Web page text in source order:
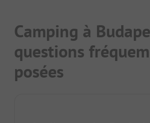
Camping à
questions
posées